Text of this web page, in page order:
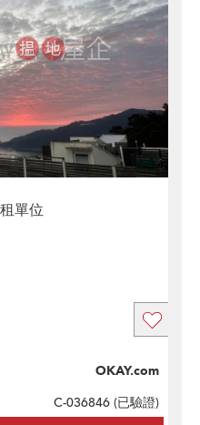
單位
OKAY.com
C-036846 (已驗證)